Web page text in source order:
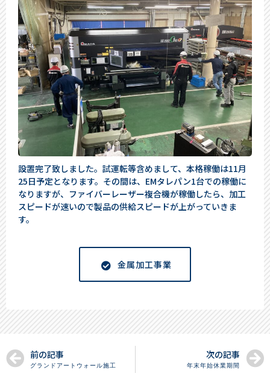
設置完了致しました。試運転等含めまして、本格稼働は11月
25日予定となります。その間は、EMタレパン1台での稼働に
なりますが、ファイバーレーザー複合機が稼働したら、加工
スピードが速いので製品の供給スピードが上がっていきま
す。
金属加工事業
前の記事
グランドアートウォール施工
次の記事
年末年始休業期間